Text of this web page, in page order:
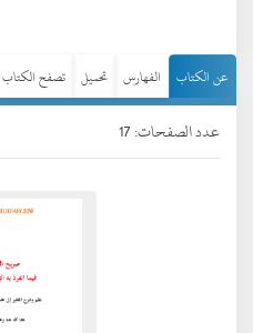
عن الكتاب الفهارس تحميل تصفح الكتاب
عدد الصفحات: 17